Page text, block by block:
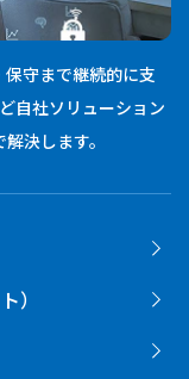
保守まで継続的に支
自社ソリューション
決します。
）